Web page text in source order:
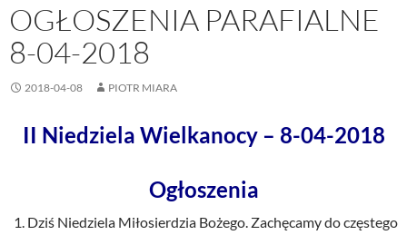
OGŁOSZENIA PARAFIALNE
8-04-2018
2018-04-08 PIOTR MIARA
II Niedziela Wielkanocy – 8-04-2018
Ogłoszenia
Dziś Niedziela Miłosierdzia Bożego. Zachęcamy do częstego